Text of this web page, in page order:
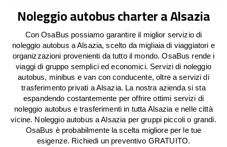
Noleggio autobus charter a Alsazia
Con OsaBus possiamo garantire il miglior servizio di
noleggio autobus a Alsazia, scelto da migliaia di viaggiatori e
organizzazioni provenienti da tutto il mondo. OsaBus rende i
viaggi di gruppo semplici ed economici. Servizi di noleggio
autobus, minibus e van con conducente, oltre a servizi di
trasferimento privati a Alsazia. La nostra azienda si sta
espandendo costantemente per offrire ottimi servizi di
noleggio autobus e trasferimenti in tutta Alsazia e nelle città
vicine. Noleggio autobus a Alsazia per gruppi piccoli o grandi.
OsaBus è probabilmente la scelta migliore per le tue
esigenze. Richiedi un preventivo GRATUITO.